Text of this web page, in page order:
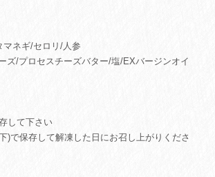
マネギ/セロリ/人参
ズ/プロセスチーズバター/塩/EXバージンオイ
して下さい
)で保存して解凍した日にお召し上がりくださ